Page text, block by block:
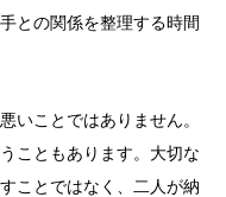
との関係を整理する時間
いことではありません。
こともあります。大切な
ことではなく、二人が納